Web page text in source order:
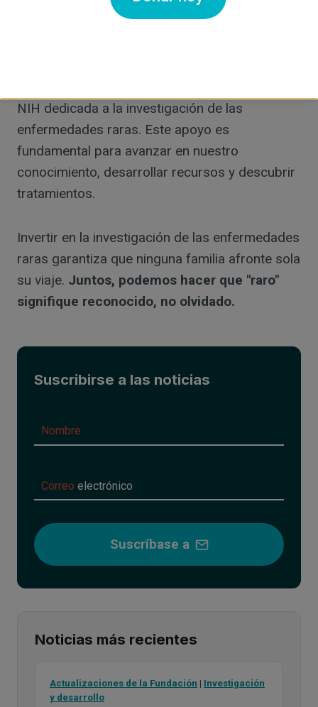
Hoy me presento ante ustedes no sólo como
NIH dedicada a la investigación de las
enfermedades raras. Este apoyo es
fundamental para avanzar en nuestro
conocimiento, desarrollar recursos y descubrir
tratamientos.
Invertir en la investigación de las enfermedades
raras garantiza que ninguna familia afronte sola
su viaje. Juntos, podemos hacer que "raro"
signifique reconocido, no olvidado.
Suscribirse a las noticias
Nombre
del
suscriptor
boletín
Correo electrónico
electrónico
del
del
boletín
Suscríbase a
Noticias más recientes
Actualizaciones de la Fundación | Investigación
y desarrollo